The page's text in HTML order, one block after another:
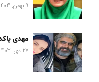
9 بهمن, 1403
مهدی
27 دی, 1403